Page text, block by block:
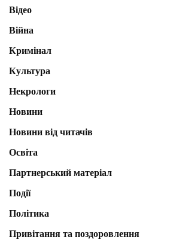
Відео
Війна
Кримінал
Культура
Некрологи
Новини
Новини від читачів
Освіта
Партнерський матеріал
Події
Політика
Привітання та поздоровлення